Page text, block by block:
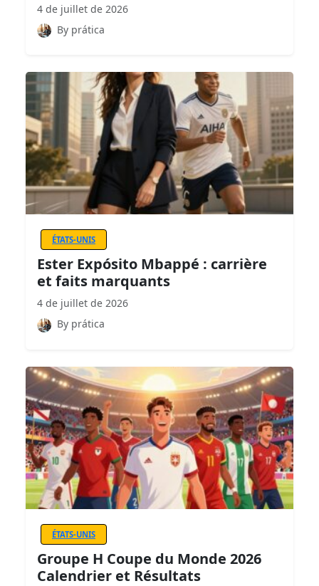
4 de juillet de 2026
By prática
ÉTATS-UNIS
Ester Expósito Mbappé : carrière
et faits marquants
4 de juillet de 2026
By prática
ÉTATS-UNIS
Groupe H Coupe du Monde 2026
Calendrier et Résultats